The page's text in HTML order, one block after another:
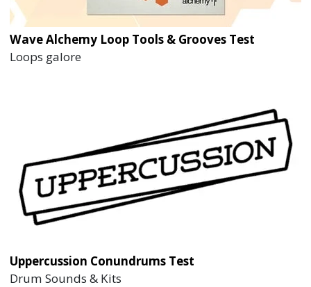
Wave Alchemy Loop Tools & Grooves Test
Loops galore
Uppercussion Conundrums Test
Drum Sounds & Kits